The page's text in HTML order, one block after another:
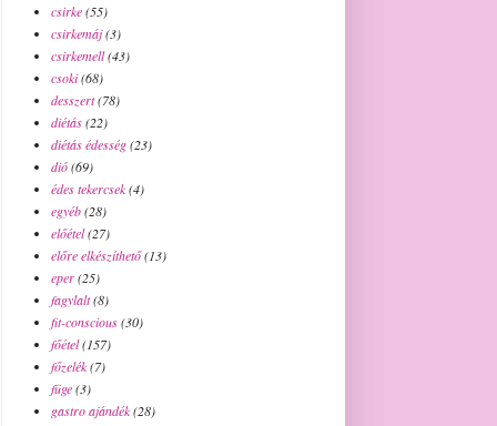
csirke(55)
csirkemáj(3)
csirkemell(43)
csoki(68)
desszert(78)
diétás(22)
diétás édesség(23)
dió(69)
édes tekercsek(4)
egyéb(28)
előétel(27)
előre elkészíthető(13)
eper(25)
fagylalt(8)
fit-conscious(30)
főétel(157)
főzelék(7)
füge(3)
gastro ajándék(28)